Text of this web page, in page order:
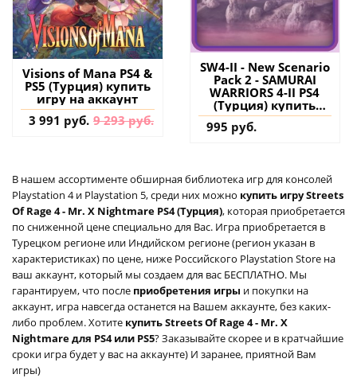
Visions of Mana PS4 &
PS5 (Турция) купить
игру на аккаунт
3 991 руб. 9 293 руб.
SW4-II - New Scenario
Pack 2 - SAMURAI
WARRIORS 4-II PS4
(Турция) купить
дополнение на
аккаунт
995 руб.
В нашем ассортименте обширная библиотека игр для консолей
Playstation 4 и Playstation 5, среди них можно купить игру Streets
Of Rage 4 - Mr. X Nightmare PS4 (Турция), которая приобретается
по сниженной цене специально для Вас. Игра приобретается в
Турецком регионе или Индийском регионе (регион указан в
характеристиках) по цене, ниже Российского Playstation Store на
ваш аккаунт, который мы создаем для вас БЕСПЛАТНО. Мы
гарантируем, что после приобретения игры и покупки на
аккаунт, игра навсегда останется на Вашем аккаунте, без каких-
либо проблем. Хотите купить Streets Of Rage 4 - Mr. X
Nightmare для PS4 или PS5? Заказывайте скорее и в кратчайшие
сроки игра будет у вас на аккаунте) И заранее, приятной Вам
игры)